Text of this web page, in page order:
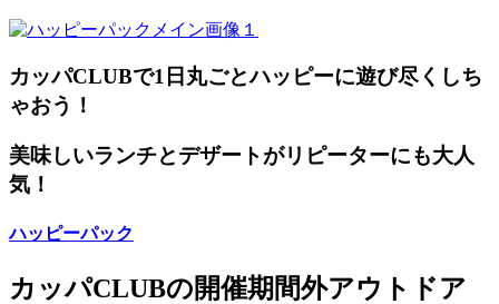
カッパCLUBで1日丸ごとハッピーに遊び尽くしち
ゃおう！
美味しいランチとデザートがリピーターにも大人
気！
ハッピーパック
カッパCLUBの開催期間外アウトドア